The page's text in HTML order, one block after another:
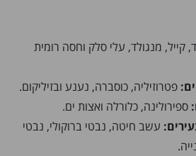
קייל, מנגולד, עלי סלק וחסה רומית
פטרוזיליה, כוסברה, נענע ובזיליקום.
ספירולינה, כלורלה ואצות ים.
עשב חיטה, נבטי ברוקולי, נבטי